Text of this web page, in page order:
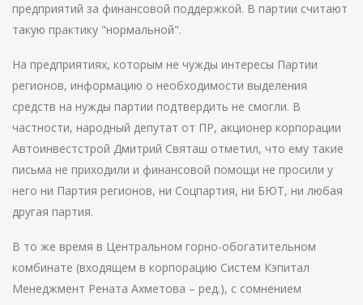
предприятий за финансовой поддержкой. В партии считают
такую практику "нормальной".
На предприятиях, которым не чужды интересы Партии
регионов, информацию о необходимости выделения
средств на нужды партии подтвердить не смогли. В
частности, народный депутат от ПР, акционер корпорации
Автоинвестстрой Дмитрий Святаш отметил, что ему такие
письма не приходили и финансовой помощи не просили у
него ни Партия регионов, ни Соцпартия, ни БЮТ, ни любая
другая партия.
В то же время в Центральном горно-обогатительном
комбинате (входящем в корпорацию Систем Кэпитал
Менеджмент Рената Ахметова – ред.), с сомнением